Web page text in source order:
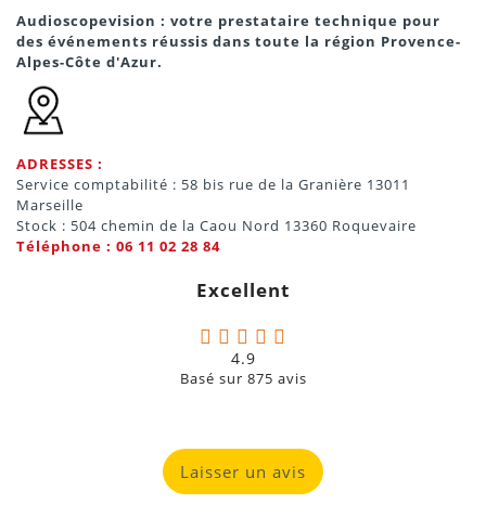
Audioscopevision : votre prestataire technique pour
des événements réussis dans toute la région Provence-
Alpes-Côte d'Azur.
ADRESSES :
Service comptabilité : 58 bis rue de la Granière 13011
Marseille
Stock : 504 chemin de la Caou Nord 13360 Roquevaire
Téléphone : 06 11 02 28 84
Excellent
4.9
Basé sur 875 avis
Laisser un avis